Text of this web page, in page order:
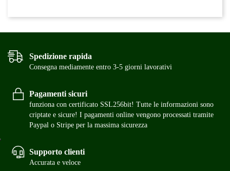
Spedizione rapida
Consegna mediamente entro 3-5 giorni lavorativi
Pagamenti sicuri
funziona con certificato SSL256bit! Tutte le informazioni sono
criptate e sicure! I pagamenti online vengono processati tramite
Paypal o Stripe per la massima sicurezza
Supporto clienti
Accurata e veloce